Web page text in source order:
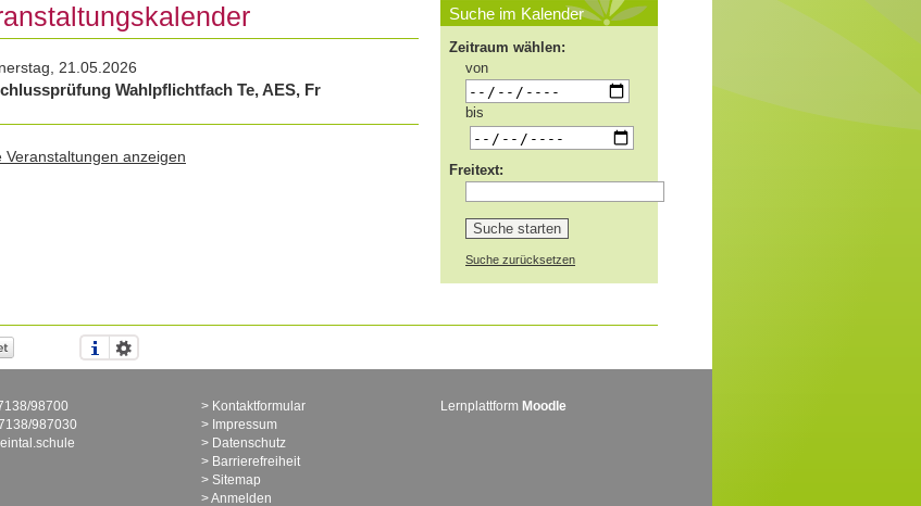
21.05.2026
Wahlpflichtfach Te, AES, Fr
Veranstaltungen anzeigen
Suche im Kalender
Zeitraum wählen:
von
bis
Freitext:
Suche zurücksetzen
98700
987030
Kontaktformular
Impressum
Datenschutz
Barrierefreiheit
Sitemap
Anmelden
Lernplattform Moodle